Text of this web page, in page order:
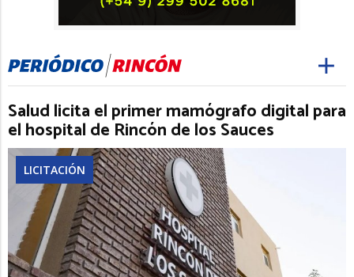
Salud licita el primer mamógrafo digital para
el hospital de Rincón de los Sauces
LICITACIÓN